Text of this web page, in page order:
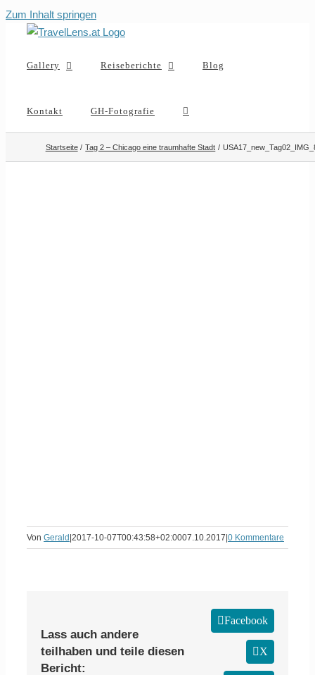
Zum Inhalt springen
Gallery Reiseberichte Blog
Kontakt GH-Fotografie
Startseite Tag 2 – Chicago eine traumhafte Stadt
Von Gerald 2017-10-07T00:43:58+02:0007.10.2017 0 Kommentare
Lass auch andere
teilhaben und teile diesen
Bericht:
Facebook
X